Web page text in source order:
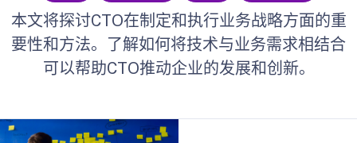
本文将探讨CTO在制定和执行业务战略方面的重
要性和方法。了解如何将技术与业务需求相结合
可以帮助CTO推动企业的发展和创新。